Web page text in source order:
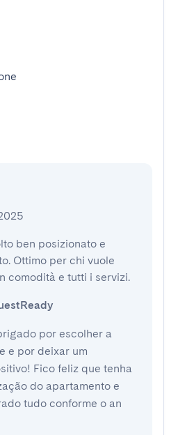
ben posizionato e
Ottimo per chi vuole
comodità e tutti i servizi.
por escolher a
e por deixar um
Fico feliz que tenha
do apartamento e
tudo conforme o an